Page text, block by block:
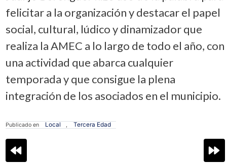
felicitar a la organización y destacar el papel
social, cultural, lúdico y dinamizador que
realiza la AMEC a lo largo de todo el año, con
una actividad que abarca cualquier
temporada y que consigue la plena
integración de los asociados en el municipio.
Publicado en Local , Tercera Edad
Navegación
de